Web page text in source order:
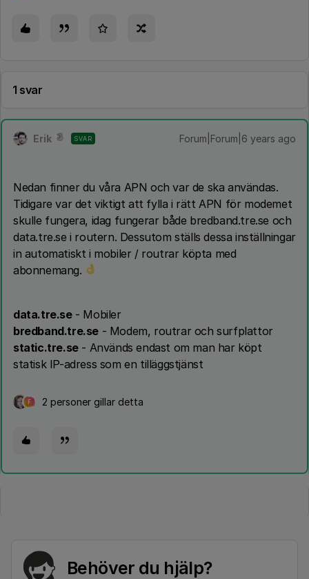
1 svar
Erik SVAR Forum|Forum|6 years ago
Nedan finner du våra APN och var de ska användas.
Tidigare var det viktigt att fylla i rätt APN för modemet
skulle fungera, idag fungerar både bredband.tre.se och
data.tre.se i routern. Dessutom ställs dessa inställningar
in automatiskt i mobiler / routrar köpta med
abonnemang.
data.tre.se- Mobiler
bredband.tre.se - Modem, routrar och surfplattor
static.tre.se- Används endast om man har köpt
statisk IP-adress som en tilläggstjänst
F 2 personer gillar detta
Behöver du hjälp?